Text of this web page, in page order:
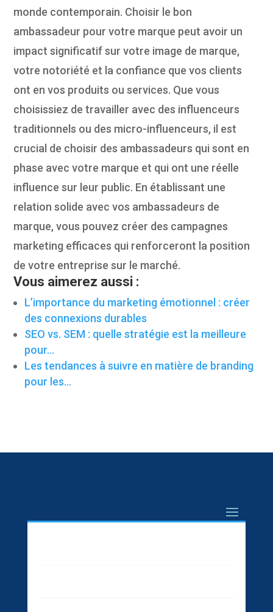
monde contemporain. Choisir le bon
ambassadeur pour votre marque peut avoir un
impact significatif sur votre image de marque,
votre notoriété et la confiance que vos clients
ont en vos produits ou services. Que vous
choisissiez de travailler avec des influenceurs
traditionnels ou des micro-influenceurs, il est
crucial de choisir des ambassadeurs qui sont en
phase avec votre marque et qui ont une réelle
influence sur leur public. En établissant une
relation solide avec vos ambassadeurs de
marque, vous pouvez créer des campagnes
marketing efficaces qui renforceront la position
de votre entreprise sur le marché.
Vous aimerez aussi :
L’importance du marketing émotionnel : créer
des connexions durables
SEO vs. SEM : quelle stratégie est la meilleure
pour…
Les tendances à suivre en matière de branding
pour les…